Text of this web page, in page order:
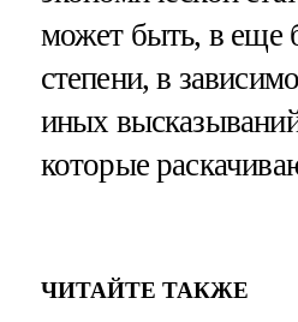
может быть, в еще
степени, в
иных
которые
ЧИТАЙТЕ ТАКЖЕ